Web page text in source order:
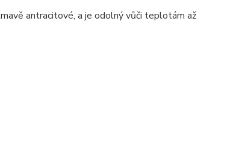
antracitové, a je odolný vůči teplotám až